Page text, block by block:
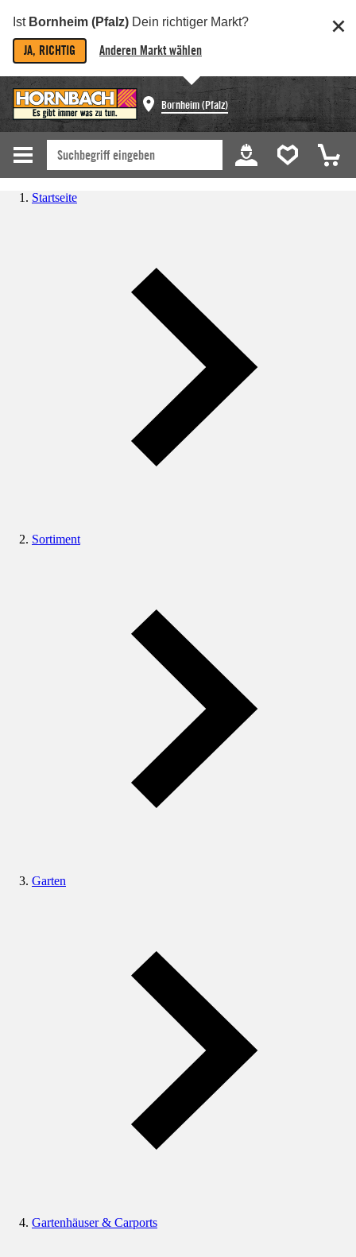
Ist Bornheim (Pfalz) Dein richtiger Markt?
JA, RICHTIG Anderen Markt wählen
Bornheim (Pfalz)
Startseite
Sortiment
Garten
Gartenhäuser & Carports